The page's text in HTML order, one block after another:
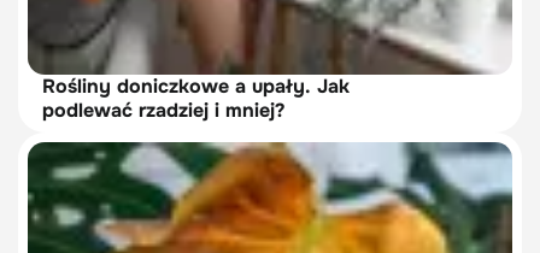
Rośliny doniczkowe a upały. Jak
podlewać rzadziej i mniej?